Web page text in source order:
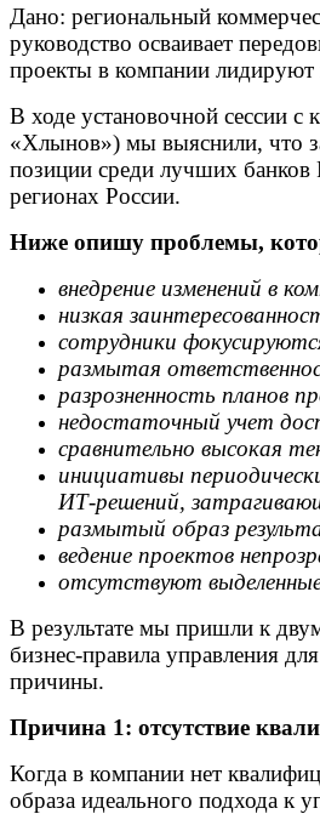
Дано: региональный
руководство осваивает
проекты в компании лидируют
В ходе установочной сессии
«Хлынов») мы выяснили, что
позиции среди лучших банков
регионах России.
Ниже опишу проблемы,
внедрение изменений в
низкая
сотрудники
размытая
разрозненность планов
недостаточный учет
сравнительно высокая
инициативы
ИТ-решений,
размытый образ
ведение проектов
отсутствуют
В результате мы пришли к
бизнес-правила управления
причины.
Причина 1: отсутствие
Когда в компании нет
образа идеального подхода к